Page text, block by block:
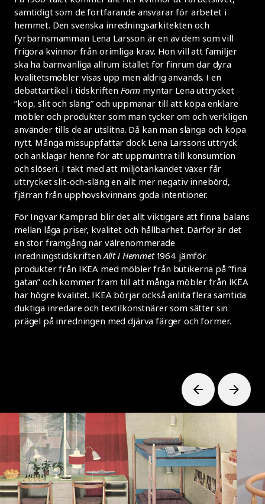
samtidigt som de fortfarande ansvarar för arbetet i
hemmet. Den svenska inredningsarkitekten och
fyrbarnsmamman Lena Larsson är en av dem som vill
frigöra kvinnor från orimliga krav. Hon vill att familjer
ska ha barnvänliga allrum istället för finrum där dyra
kvalitetsmöbler visas upp men aldrig används. I en
debattartikel i tidskriften Form myntar Lena uttrycket
”köp, slit och släng” och uppmanar till att köpa enklare
möbler och produkter som man tycker om och verkligen
använder tills de är utslitna. Då kan man slänga och köpa
nytt. Många missuppfattar dock Lena Larssons uttryck
och anklagar henne för att uppmuntra till konsumtion
och slöseri. I takt med att miljötänkandet växer får
uttrycket slit-och-släng en allt mer negativ innebörd,
fjärran från upphovskvinnans goda intentioner.
För Ingvar Kamprad blir det allt viktigare att finna balans
mellan låga priser, kvalitet och hållbarhet. Därför är det
en stor framgång när välrenommerade
inredningstidskriftenAllt i Hemmet1964 jämför
produkter från IKEA med möbler från butikerna på ”fina
gatan” och kommer fram till att många möbler från IKEA
har högre kvalitet. IKEA börjar också anlita flera samtida
duktiga inredare och textilkonstnärer som sätter sin
prägel på inredningen med djärva färger och former.